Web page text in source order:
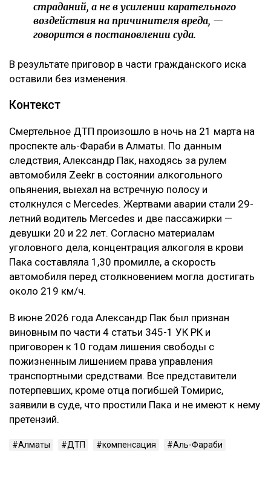
страданий, а не в усилении карательного
воздействия на причинителя вреда, —
говорится в постановлении суда.
В результате приговор в части гражданского иска
оставили без изменения.
Контекст
Смертельное ДТП произошло в ночь на 21 марта на
проспекте аль-Фараби в Алматы. По данным
следствия, Александр Пак, находясь за рулем
автомобиля Zeekr в состоянии алкогольного
опьянения, выехал на встречную полосу и
столкнулся с Mercedes. Жертвами аварии стали 29-
летний водитель Mercedes и две пассажирки —
девушки 20 и 22 лет. Согласно материалам
уголовного дела, концентрация алкоголя в крови
Пака составляла 1,30 промилле, а скорость
автомобиля перед столкновением могла достигать
около 219 км/ч.
В июне 2026 года Александр Пак был признан
виновным по части 4 статьи 345-1 УК РК и
приговорен к 10 годам лишения свободы с
пожизненным лишением права управления
транспортными средствами. Все представители
потерпевших, кроме отца погибшей Томирис,
заявили в суде, что простили Пака и не имеют к нему
претензий.
Алматы ДТП компенсация Аль-Фараби